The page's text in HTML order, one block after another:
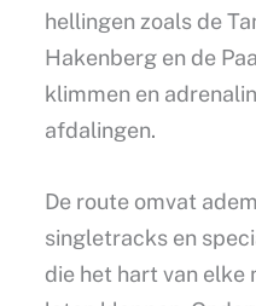
hellingen zoals de
Hakenberg en de
klimmen en
afdalingen.
De route omvat
singletracks en
die het hart van